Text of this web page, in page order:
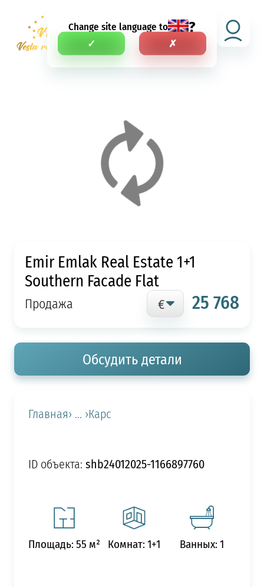
Change site language to ?
✓ ✗
RU
Emir Emlak Real Estate 1+1
Southern Facade Flat
Продажа 25 768
Обсудить детали
Главная› ... ›Карс
ID объекта: shb24012025-1166897760
Площадь: 55 м² Комнат: 1+1 Ванных: 1